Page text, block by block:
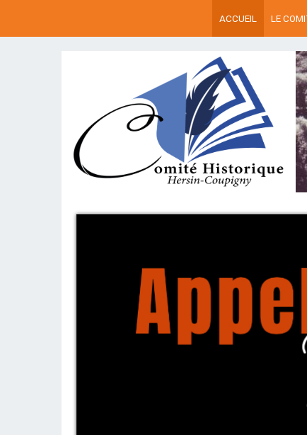
ACCUEIL LE